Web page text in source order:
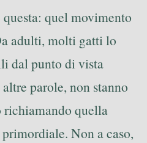
quel movimento
adulti, molti gatti lo
dal punto di vista
parole, non stanno
richiamando quella
Non a caso,